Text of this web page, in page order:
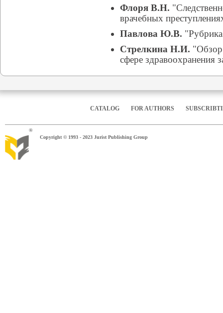
Флоря В.Н.
врачебных
Павлова Ю.В.
Стрелкина Н.И. "Обзор
сфере здравоохранения
CATALOG FOR AUTHORS
®
Copyright © 1993 - 2023 Jurist Publishing Group